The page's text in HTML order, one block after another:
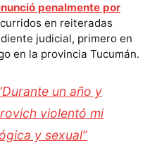
penalmente por
en reiteradas
judicial, primero en
en la provincia Tucumán.
un año y
violentó mi
y sexual”